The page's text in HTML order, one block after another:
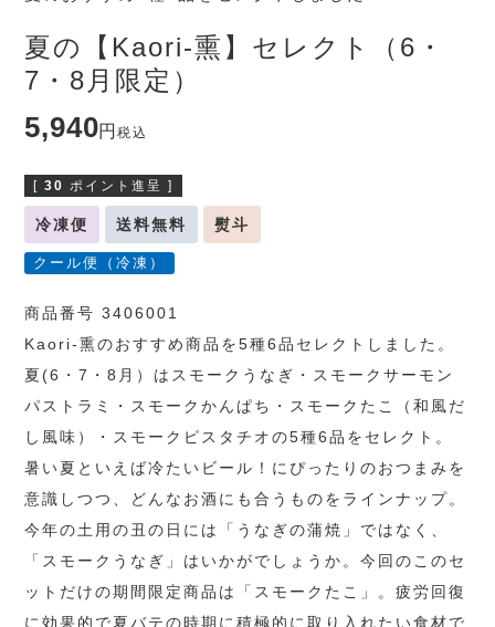
夏の【Kaori-熏】セレクト（6・
7・8月限定）
5,940 税込
[ 30 ポイント進呈 ]
冷凍便 送料無料 熨斗
クール便（冷凍）
商品番号 3406001
Kaori-熏のおすすめ商品を5種6品セレクトしました。
夏(6・7・8月）はスモークうなぎ・スモークサーモン
パストラミ・スモークかんぱち・スモークたこ（和風だ
し風味）・スモークピスタチオの5種6品をセレクト。
暑い夏といえば冷たいビール！にぴったりのおつまみを
意識しつつ、どんなお酒にも合うものをラインナップ。
今年の土用の丑の日には「うなぎの蒲焼」ではなく、
「スモークうなぎ」はいかがでしょうか。今回のこのセ
ットだけの期間限定商品は「スモークたこ」。疲労回復
に効果的で夏バテの時期に積極的に取り入れたい食材で